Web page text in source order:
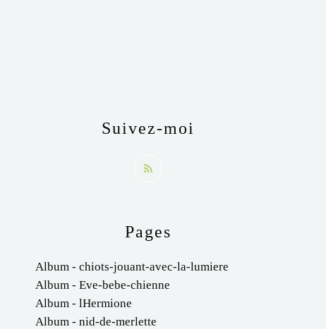
Pages
Album - chiots-jouant-avec-la-lumiere
Album - Eve-bebe-chienne
Album - lHermione
Album - nid-de-merlette
Suivez-moi